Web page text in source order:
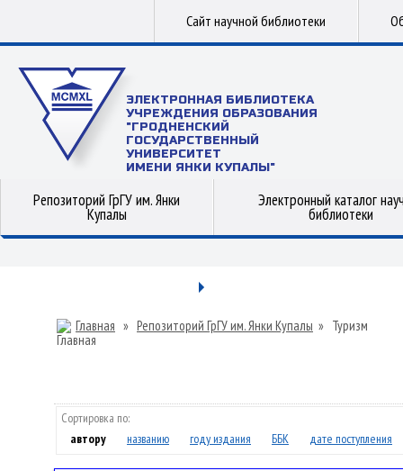
Сайт научной библиотеки
ЭЛЕКТРОННАЯ БИБЛИОТЕКА
УЧРЕЖДЕНИЯ ОБРАЗОВАНИЯ
"ГРОДНЕНСКИЙ
ГОСУДАРСТВЕННЫЙ
УНИВЕРСИТЕТ
ИМЕНИ ЯНКИ КУПАЛЫ"
Репозиторий ГрГУ им. Янки
Купалы
Электронный каталог
библиотеки
Главная » Репозиторий ГрГУ им. Янки Купалы » Туризм
Сортировка по:
автору
названию году издания ББК дате поступления